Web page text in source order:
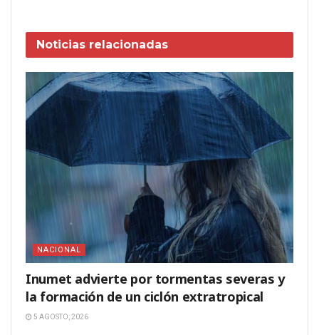
Noticias relacionadas
NACIONAL
Inumet advierte por tormentas severas y
la formación de un ciclón extratropical
5 AGOSTO, 2026